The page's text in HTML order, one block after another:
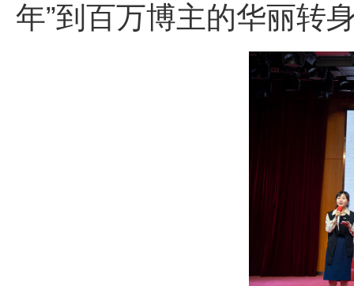
年”到百万博主的华丽转